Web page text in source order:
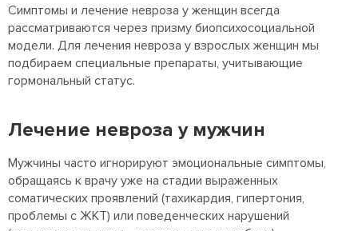
Симптомы и лечение невроза у женщин всегда
рассматриваются через призму биопсихосоциальной
модели. Для лечения невроза у взрослых женщин мы
подбираем специальные препараты, учитывающие
гормональный статус.
Лечение невроза у мужчин
Мужчины часто игнорируют эмоциональные симптомы,
обращаясь к врачу уже на стадии выраженных
соматических проявлений (тахикардия, гипертония,
проблемы с ЖКТ) или поведенческих нарушений